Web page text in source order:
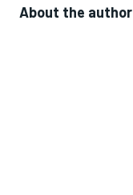
About the author